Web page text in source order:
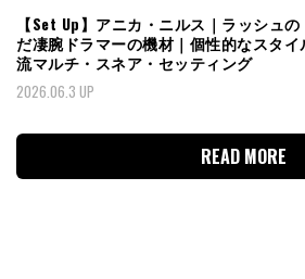
【Set Up】アニカ・ニルス｜ラッシュ
だ凄腕ドラマーの機材｜個性的なスタ
流マルチ・スネア・セッティング
2026.06.3 UP
READ MORE